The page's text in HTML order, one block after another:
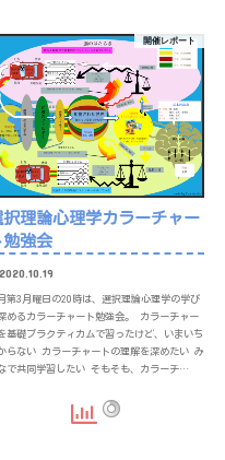
開催レポート
択理論心理学カラーチャー
勉強会
2020.10.19
第3月曜日の20時は、選択理論心理学の学び
めるカラーチャート勉強会。 カラーチャー
基礎プラクティカムで習ったけど、いまいち
らない カラーチャートの理解を深めたい み
で共同学習したい そもそも、カラーチ…